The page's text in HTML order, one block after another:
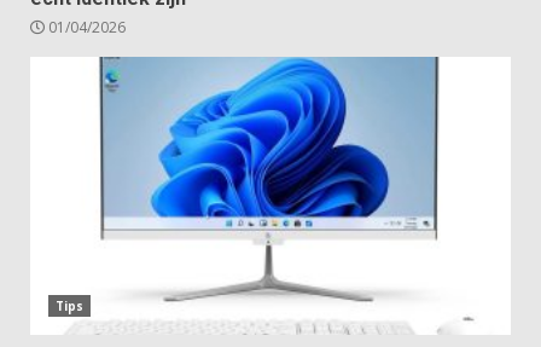
01/04/2026
Tips